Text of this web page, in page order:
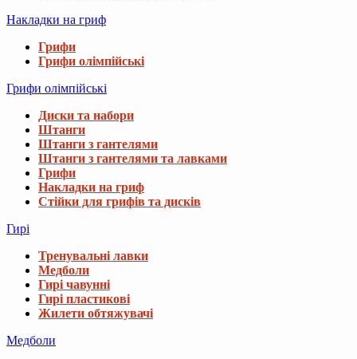
Накладки на гриф
Грифи
Грифи олімпійські
Грифи олімпійські
Диски та набори
Штанги
Штанги з гантелями
Штанги з гантелями та лавками
Грифи
Накладки на гриф
Стійки для грифів та дисків
Гирі
Тренувальні лавки
Медболи
Гирі чавунні
Гирі пластикові
Жилети обтяжувачі
Медболи